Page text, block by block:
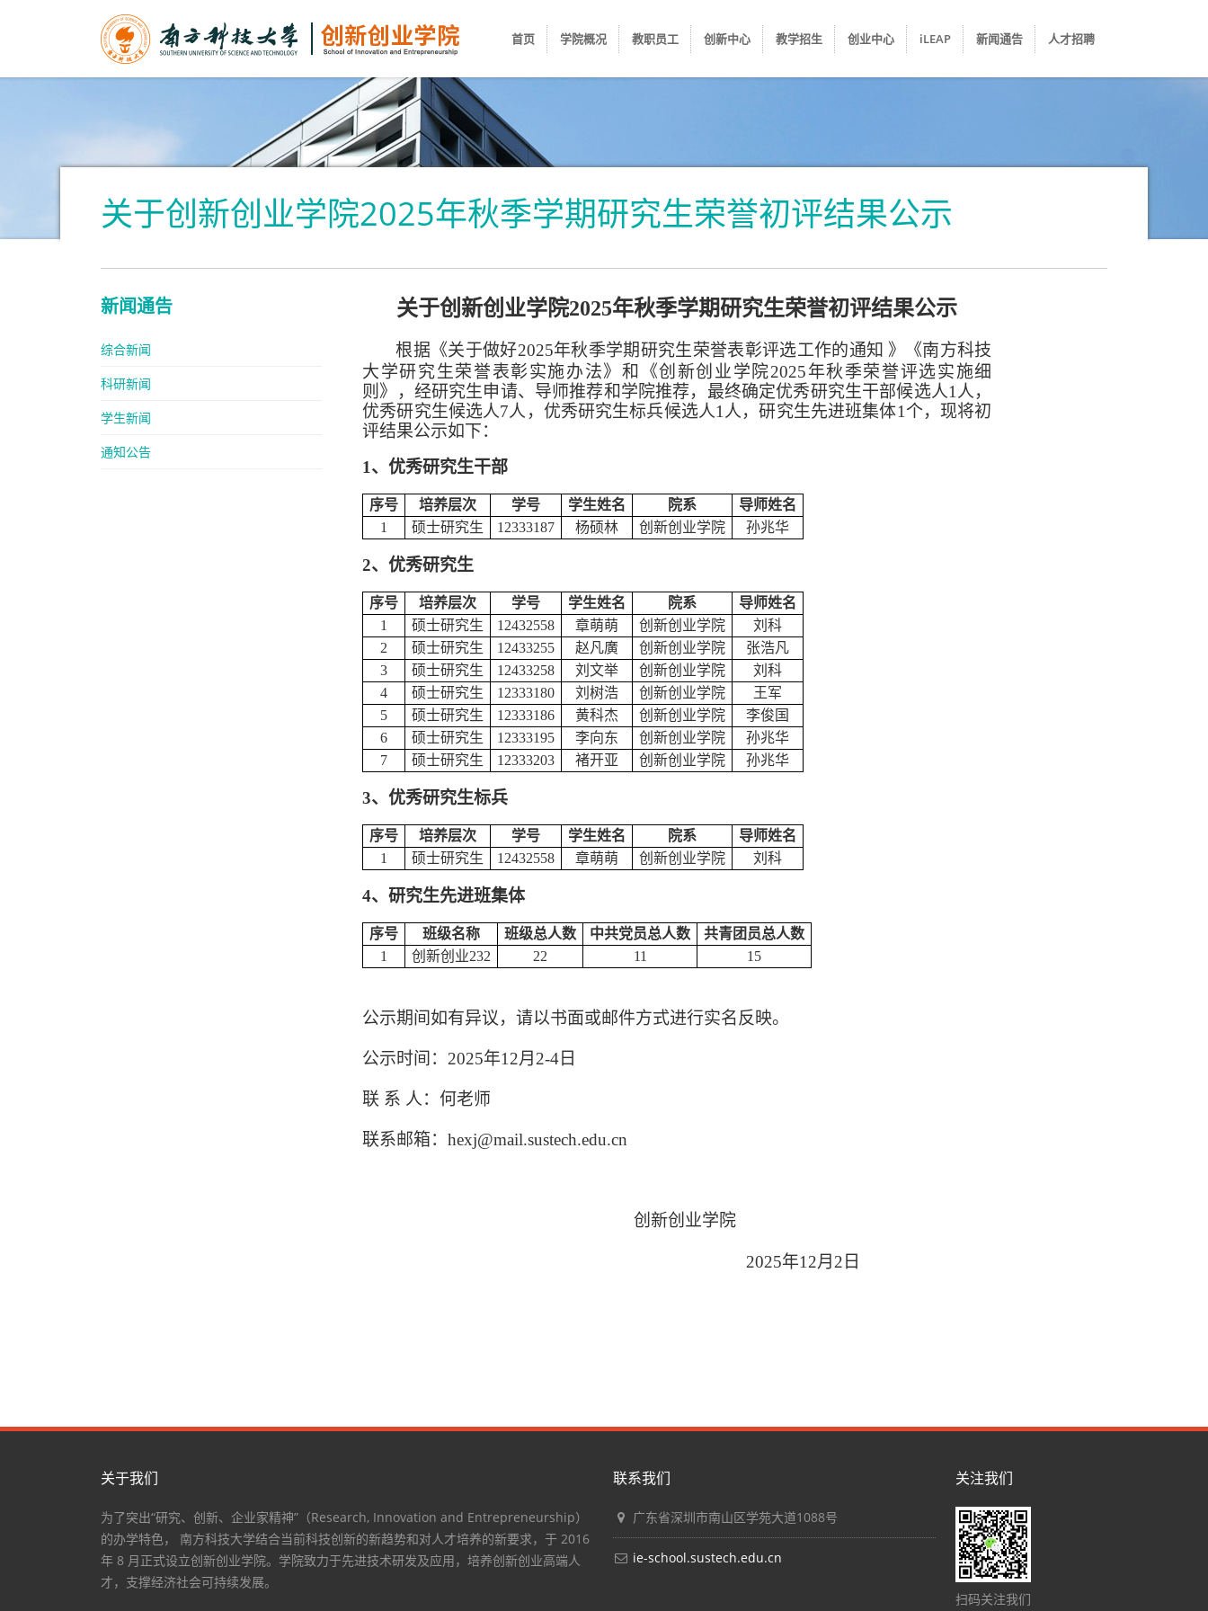
首页 学院概况 教职员工 创新中心 教学招生 创业中心 iLEAP 新闻通告 人才招聘
关于创新创业学院2025年秋季学期研究生荣誉初评结果公示
新闻通告
综合新闻
科研新闻
学生新闻
通知公告
关于创新创业学院2025年秋季学期研究生荣誉初评结果公示
根据《关于做好2025年秋季学期研究生荣誉表彰评选工作的通知 》《南方科技
大学研究生荣誉表彰实施办法》和《创新创业学院2025年秋季荣誉评选实施细
则》，经研究生申请、导师推荐和学院推荐，最终确定优秀研究生干部候选人1人，
优秀研究生候选人7人，优秀研究生标兵候选人1人，研究生先进班集体1个，现将初
评结果公示如下：
1、优秀研究生干部
序号 培养层次 学号 学生姓名 院系
导师姓名
1
硕士研究生 12333187 杨硕林 创新创业学院 孙兆华
2、优秀研究生
序号 培养层次 学号 学生姓名 院系
导师姓名
1
硕士研究生 12432558 章萌萌 创新创业学院
刘科
2
硕士研究生 12433255 赵凡廣 创新创业学院
张浩凡
3
硕士研究生 12433258 刘文举 创新创业学院
刘科
4
硕士研究生 12333180 刘树浩 创新创业学院
王军
5
硕士研究生 12333186 黄科杰 创新创业学院
李俊国
6
硕士研究生 12333195 李向东 创新创业学院
孙兆华
7
硕士研究生 12333203 褚开亚 创新创业学院 孙兆华
3、优秀研究生标兵
序号 培养层次 学号 学生姓名 院系
导师姓名
1
硕士研究生 12432558 章萌萌 创新创业学院 刘科
4、研究生先进班集体
序号 班级名称 班级总人数 中共党员总人数
共青团员总人数
1
创新创业232 22 11 15
公示期间如有异议，请以书面或邮件方式进行实名反映。
公示时间： 2025年12月2-4日
联 系 人：何老师
联系邮箱：hexj@mail.sustech.edu.cn
创新创业学院
2025年12月2日
关于我们
为了突出“研究、创新、企业家精神”（Research, Innovation and Entrepreneurship）
的办学特色， 南方科技大学结合当前科技创新的新趋势和对人才培养的新要求，于 2016
年 8 月正式设立创新创业学院。学院致力于先进技术研发及应用，培养创新创业高端人
才，支撑经济社会可持续发展。
联系我们
广东省深圳市南山区学苑大道1088号
ie-school.sustech.edu.cn
关注我们
扫码关注我们